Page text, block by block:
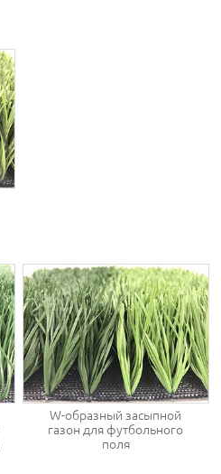
W-образный засыпной
газон для футбольного
поля